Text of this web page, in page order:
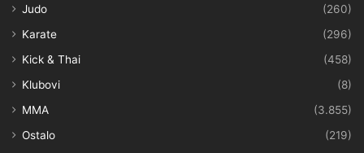
Judo
(260)
Karate
(296)
Kick & Thai
(458)
Klubovi
(8)
MMA
(3.855)
Ostalo
(219)